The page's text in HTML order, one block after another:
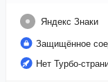
Яндекс Знаки
Защищённое
Нет Турбо-